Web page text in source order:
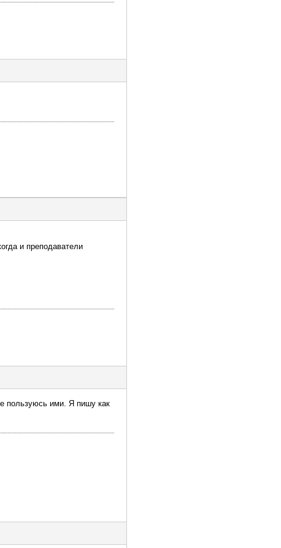
и преподаватели
пользуюсь ими. Я пишу как